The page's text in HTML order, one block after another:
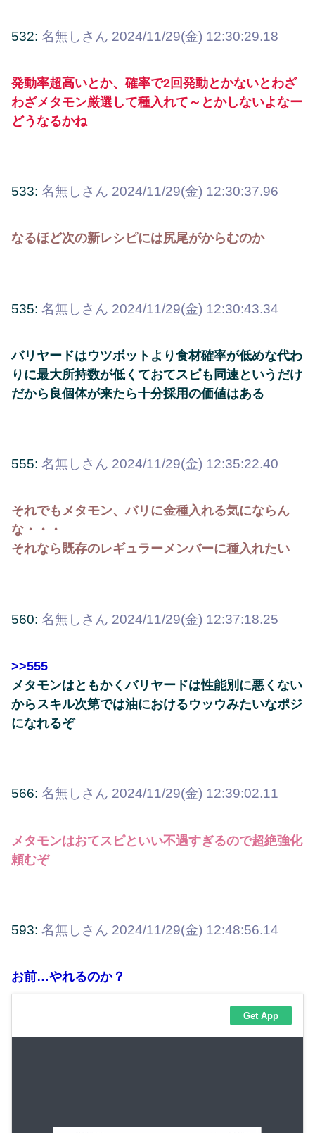
532: 名無しさん 2024/11/29(金) 12:30:29.18
発動率超高いとか、確率で2回発動とかないとわざ
わざメタモン厳選して種入れて～とかしないよなー
どうなるかね
533: 名無しさん 2024/11/29(金) 12:30:37.96
なるほど次の新レシピには尻尾がからむのか
535: 名無しさん 2024/11/29(金) 12:30:43.34
バリヤードはウツボットより食材確率が低めな代わ
りに最大所持数が低くておてスピも同速というだけ
だから良個体が来たら十分採用の価値はある
555: 名無しさん 2024/11/29(金) 12:35:22.40
それでもメタモン、バリに金種入れる気にならん
な・・・
それなら既存のレギュラーメンバーに種入れたい
560: 名無しさん 2024/11/29(金) 12:37:18.25
>>555
メタモンはともかくバリヤードは性能別に悪くない
からスキル次第では油におけるウッウみたいなポジ
になれるぞ
566: 名無しさん 2024/11/29(金) 12:39:02.11
メタモンはおてスピといい不遇すぎるので超絶強化
頼むぞ
593: 名無しさん 2024/11/29(金) 12:48:56.14
お前…やれるのか？